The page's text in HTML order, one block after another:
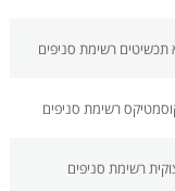
תכשיטים רשימת סניפים
רשימת סניפים
רשימת סניפים